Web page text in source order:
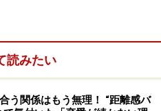
読みたい
う関係はもう無理！ “距離感バ